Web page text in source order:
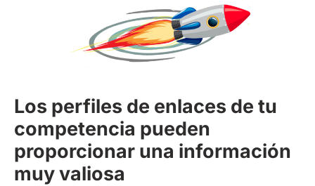
Los perfiles de enlaces de tu
competencia pueden
proporcionar una información
muy valiosa